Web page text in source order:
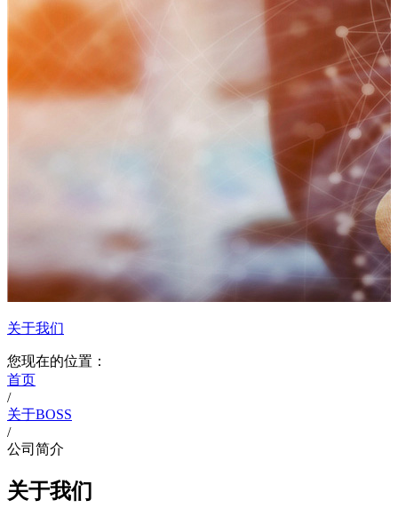
关于我们
您现在的位置：
首页
/
关于BOSS
/
公司简介
关于我们